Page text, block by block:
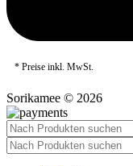
* Preise inkl. MwSt.
Sorikamee © 2026